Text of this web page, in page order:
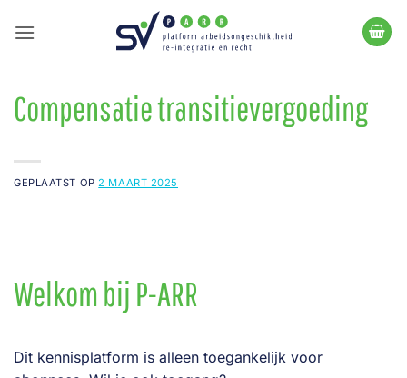
naar
Compensatie transitievergoeding
GEPLAATST OP2 MAART 2025
Welkom bij P-ARR
Dit kennisplatform is alleen toegankelijk voor